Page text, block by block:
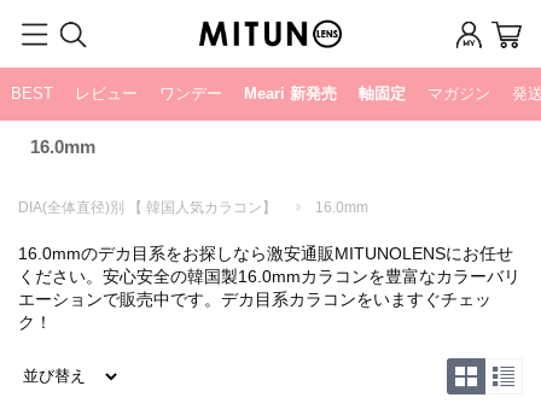
BEST レビュー ワンデー Meari 新発売 軸固定 マガジン 発
16.0mm
DIA(全体直径)別 【 韓国人気カラコン】 16.0mm
16.0mmのデカ目系をお探しなら激安通販MITUNOLENSにお任せ
ください。安心安全の韓国製16.0mmカラコンを豊富なカラーバリ
エーションで販売中です。デカ目系カラコンをいますぐチェッ
ク！